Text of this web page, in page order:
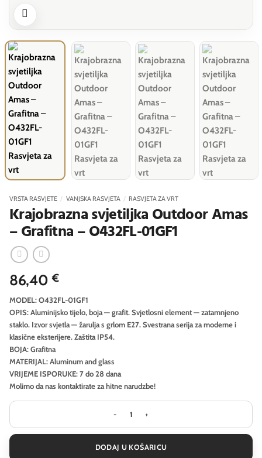
VRSTA RASVJETE / VANJSKA RASVJETA / RASVJETA ZA VRT
Krajobrazna svjetiljka Outdoor Amas
– Grafitna – O432FL-01GF1
86,40 €
MODEL: O432FL-01GF1
OPIS: Aluminijsko tijelo, boja — grafit. Svjetlosni element — zatamnjeno
staklo. Izvor svjetla — žarulja s grlom E27. Svestrana serija za moderne i
klasične eksterijere. Zaštita IP54.
BOJA: Grafitna
MATERIJAL: Aluminum and glass
VRIJEME ISPORUKE: 7 do 28 dana
Molimo da nas kontaktirate za hitne narudzbe!
Krajobrazna svjetiljka Outdoor Amas
DODAJ U KOŠARICU